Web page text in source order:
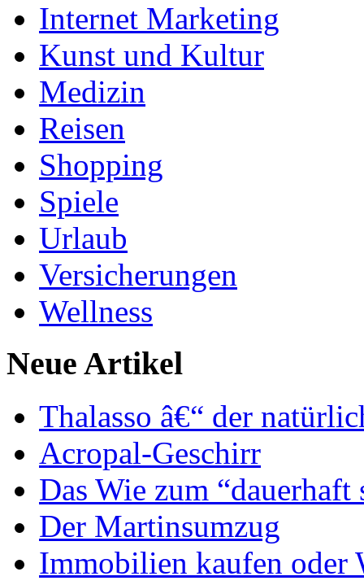
Internet Marketing
Kunst und Kultur
Medizin
Reisen
Shopping
Spiele
Urlaub
Versicherungen
Wellness
Neue Artikel
Thalasso â€“ der
Acropal-Geschirr
Das Wie zum
Der Martinsumzug
Immobilien kaufen oder